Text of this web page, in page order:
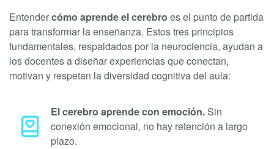
Entendercómo aprende el cerebro es el punto de partida
para transformar la enseñanza. Estos tres principios
fundamentales, respaldados por la neurociencia, ayudan a
los docentes a diseñar experiencias que conectan,
motivan y respetan la diversidad cognitiva del aula:
El cerebro aprende con emoción. Sin
conexión emocional, no hay retención a largo
plazo.